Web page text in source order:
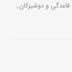
قاعدگی و دوشیزکان,